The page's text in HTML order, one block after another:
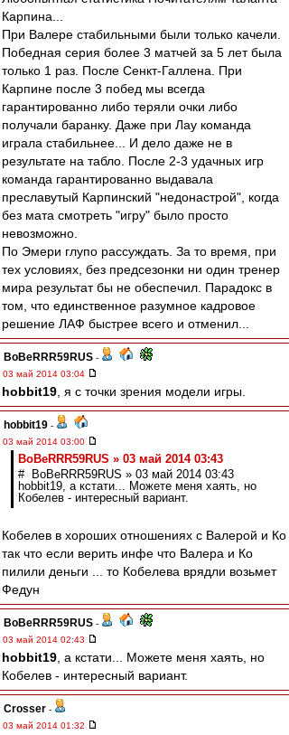
Карпина...
При Валере стабильными были только качели.
Победная серия более 3 матчей за 5 лет была
только 1 раз. После Сенкт-Галлена. При
Карпине после 3 побед мы всегда
гарантированно либо теряли очки либо
получали баранку. Даже при Лау команда
играла стабильнее... И дело даже не в
результате на табло. После 2-3 удачных игр
команда гарантированно выдавала
преславутый Карпинский "недонастрой", когда
без мата смотреть "игру" было просто
невозможно.
По Эмери глупо рассуждать. За то время, при
тех условиях, без предсезонки ни один тренер
мира результат бы не обеспечил. Парадокс в
том, что единственное разумное кадровое
решение ЛАФ быстрее всего и отменил...
BoBeRRR59RUS -
03 май 2014 03:04
hobbit19 , я с точки зрения модели игры.
hobbit19 -
03 май 2014 03:00
BoBeRRR59RUS » 03 май 2014 03:43
# BoBeRRR59RUS » 03 май 2014 03:43
hobbit19, а кстати... Можете меня хаять, но
Кобелев - интересный вариант.
Кобелев в хороших отношениях с Валерой и Ко
так что если верить инфе что Валера и Ко
пилили деньги ... то Кобелева врядли возьмет
Федун
BoBeRRR59RUS -
03 май 2014 02:43
hobbit19 , а кстати... Можете меня хаять, но
Кобелев - интересный вариант.
Crosser -
03 май 2014 01:32